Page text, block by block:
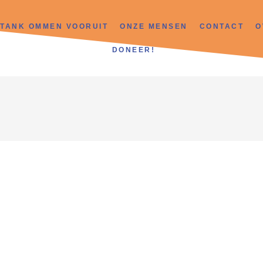
OMMEN VOORUIT ONZE MENSEN CONTACT
DONEER!